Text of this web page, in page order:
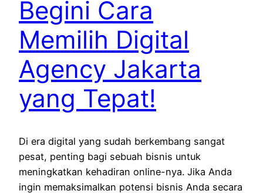
Begini Cara
Memilih Digital
Agency Jakarta
yang Tepat!
Di era digital yang sudah berkembang sangat
pesat, penting bagi sebuah bisnis untuk
meningkatkan kehadiran online-nya. Jika Anda
ingin memaksimalkan potensi bisnis Anda secara